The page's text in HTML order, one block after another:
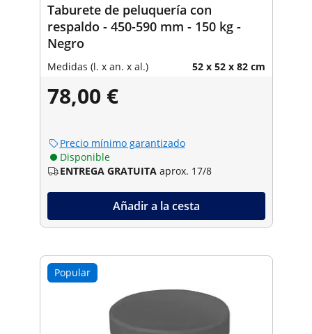
Taburete de peluquería con
respaldo - 450-590 mm - 150 kg -
Negro
Medidas (l. x an. x al.) 52 x 52 x 82 cm
78,00 €
Precio mínimo garantizado
Disponible
ENTREGA GRATUITA aprox. 17/8
Añadir a la cesta
Popular